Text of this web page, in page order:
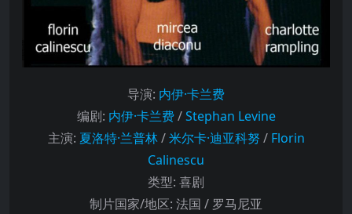
导演: 内伊·卡兰费
编剧: 内伊·卡兰费/Stephan Levine
主演: 夏洛特·兰普林/米尔卡·迪亚科努 / Florin
Calinescu
类型: 喜剧
制片国家/地区: 法国 / 罗马尼亚